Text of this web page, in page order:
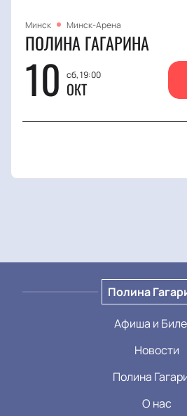
Минск Минск-Арена
ПОЛИНА ГАГАРИНА
10 сб, 19:00
ОКТ
Полина
Афиша и
Новости
Полина
О нас